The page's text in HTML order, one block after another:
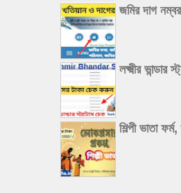
জমির দাগ
লক্ষ্মীর
শিল্পী